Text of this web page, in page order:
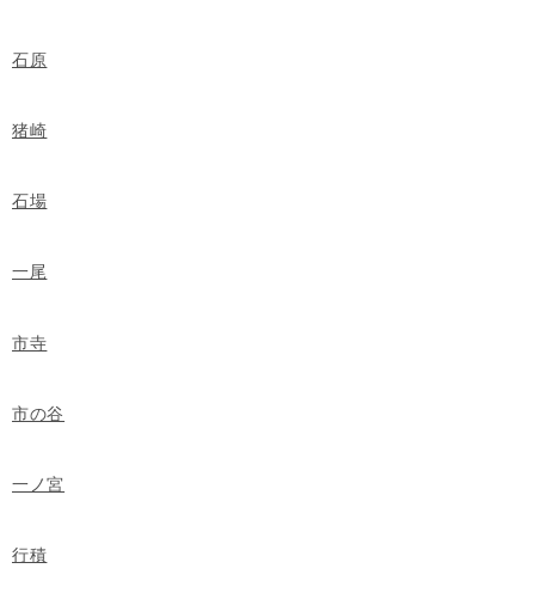
石原
猪崎
石場
一尾
市寺
市の谷
一ノ宮
行積